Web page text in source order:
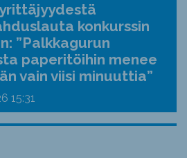
konkurssin
”Palkkagurun
paperitöihin menee
vain viisi minuuttia”
15:31